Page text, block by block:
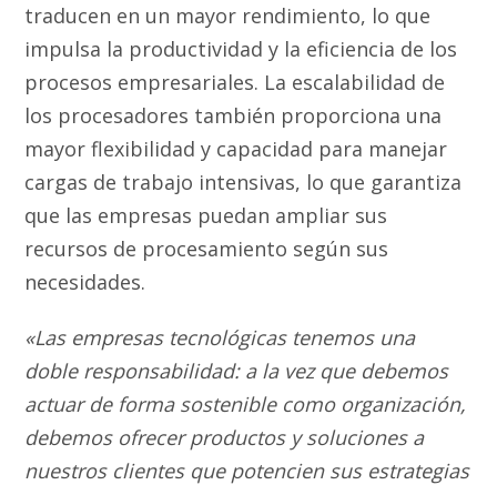
traducen en un mayor rendimiento, lo que
impulsa la productividad y la eficiencia de los
procesos empresariales. La escalabilidad de
los procesadores también proporciona una
mayor flexibilidad y capacidad para manejar
cargas de trabajo intensivas, lo que garantiza
que las empresas puedan ampliar sus
recursos de procesamiento según sus
necesidades.
«Las empresas tecnológicas tenemos una
doble responsabilidad: a la vez que debemos
actuar de forma sostenible como organización,
debemos ofrecer productos y soluciones a
nuestros clientes que potencien sus estrategias